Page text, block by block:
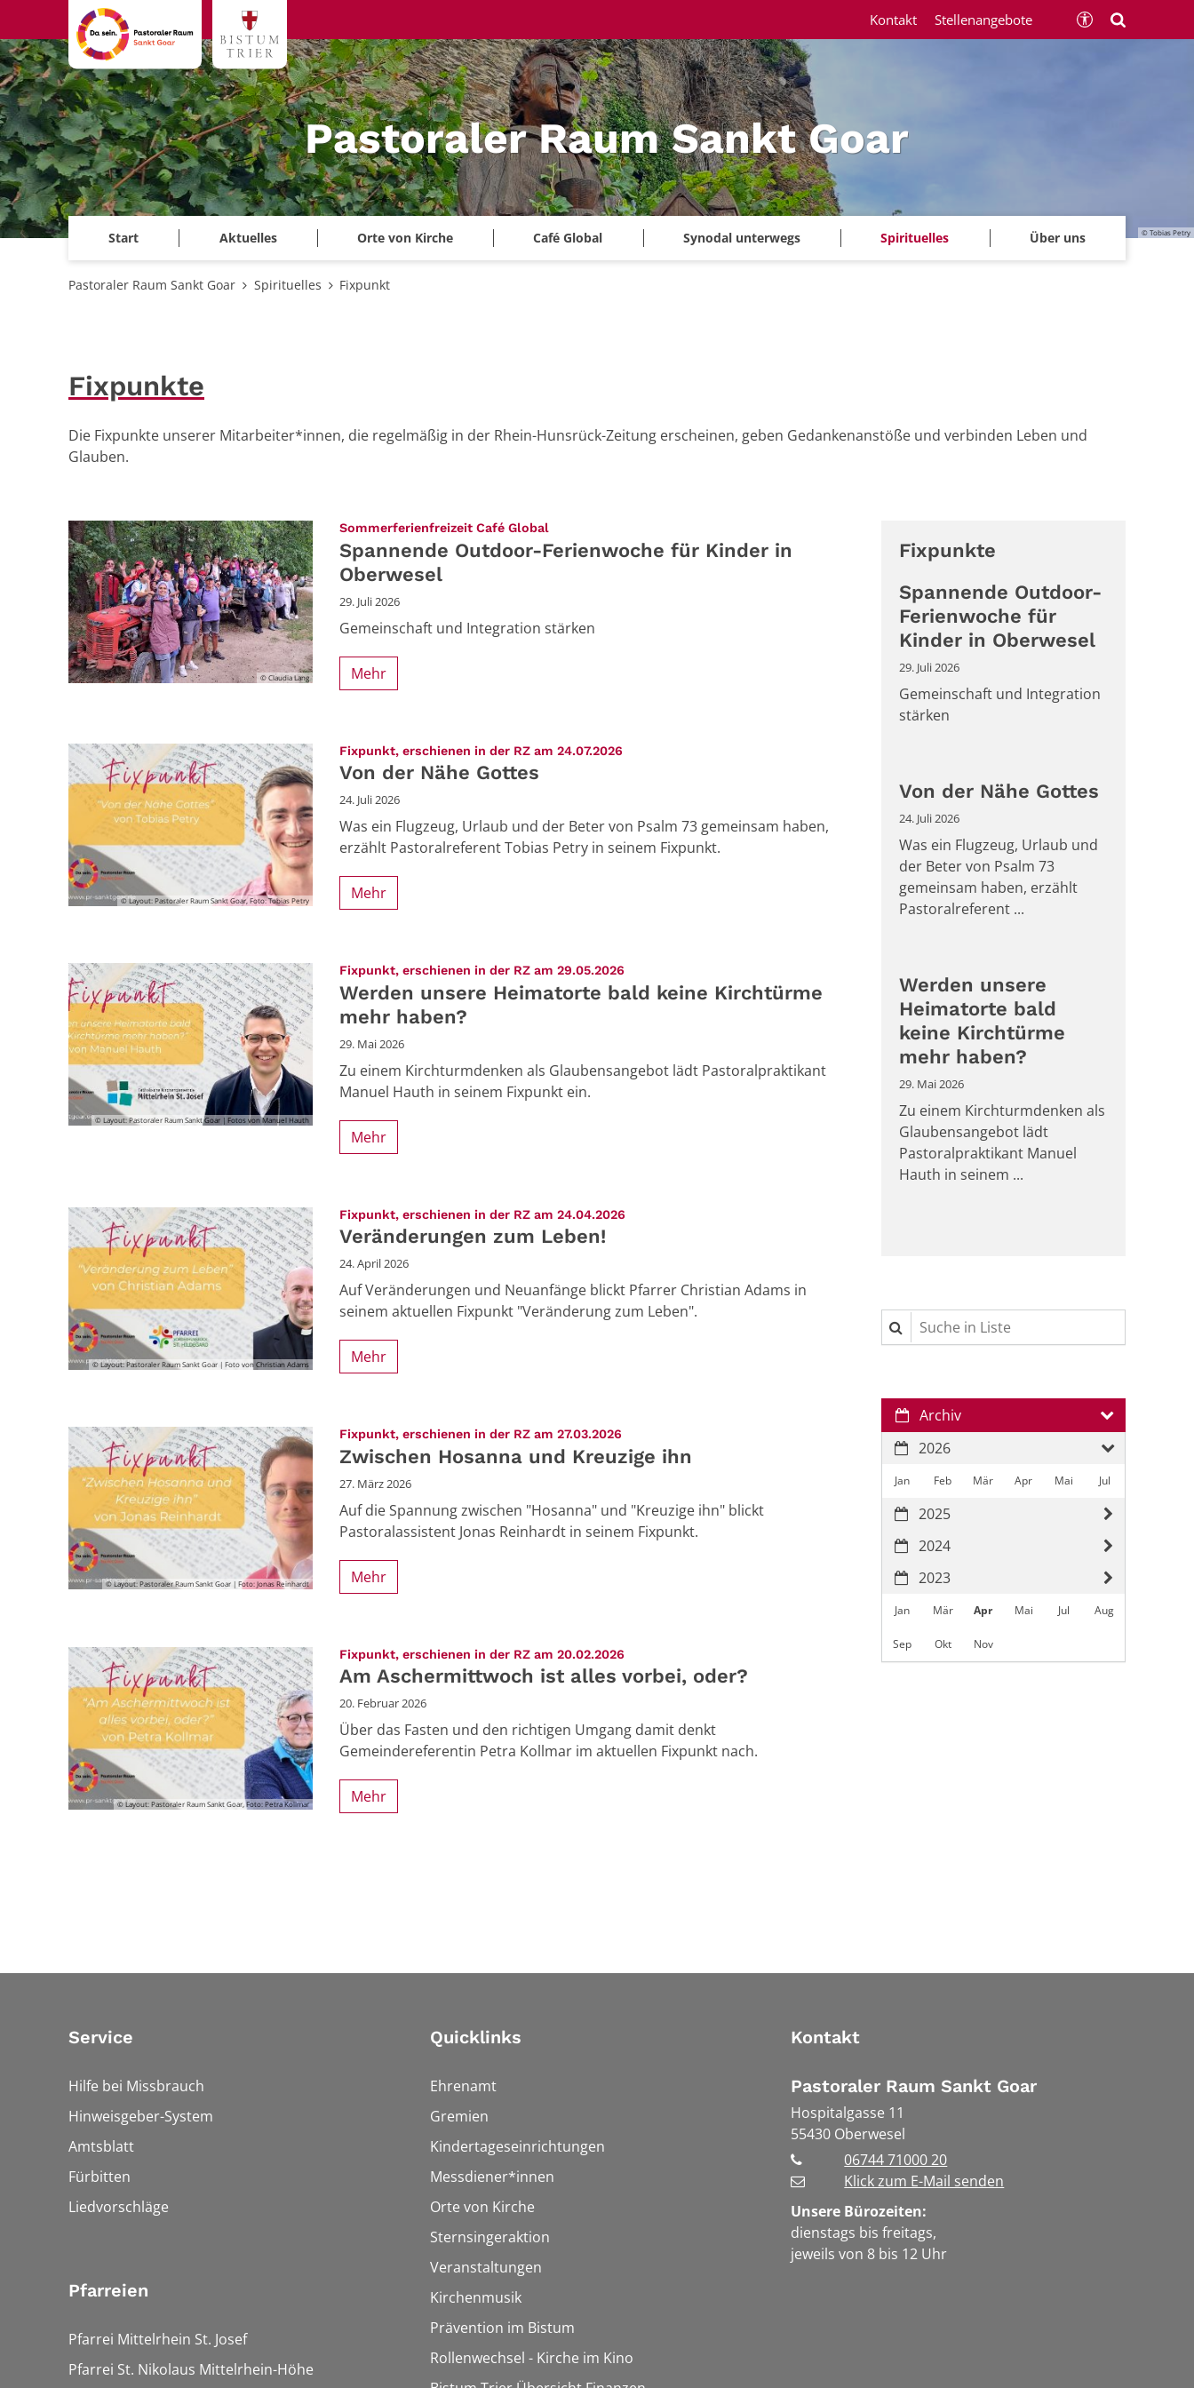
Zum Inhalt springen
© Tobias Petry
Pastoraler Raum Sankt Goar
Start Aktuelles Orte von Kirche Café Global Synodal unterwegs Spirituelles Über uns
Kontakt Stellenangebote
Pastoraler Raum Sankt Goar Spirituelles Fixpunkt
Fixpunkte
Die Fixpunkte unserer Mitarbeiter*innen, die regelmäßig in der Rhein-Hunsrück-Zeitung erscheinen, geben Gedankenanstöße und verbinden Leben und
Glauben.
© Claudia Lang
Sommerferienfreizeit Café Global
Spannende Outdoor-Ferienwoche für Kinder in
Oberwesel
29. Juli 2026
Gemeinschaft und Integration stärken
Mehr
© Layout: Pastoraler Raum Sankt Goar, Foto: Tobias Petry
Fixpunkt, erschienen in der RZ am 24.07.2026
Von der Nähe Gottes
24. Juli 2026
Was ein Flugzeug, Urlaub und der Beter von Psalm 73 gemeinsam haben,
erzählt Pastoralreferent Tobias Petry in seinem Fixpunkt.
Mehr
© Layout: Pastoraler Raum Sankt Goar | Fotos von Manuel Hauth
Fixpunkt, erschienen in der RZ am 29.05.2026
Werden unsere Heimatorte bald keine Kirchtürme
mehr haben?
29. Mai 2026
Zu einem Kirchturmdenken als Glaubensangebot lädt Pastoralpraktikant
Manuel Hauth in seinem Fixpunkt ein.
Mehr
© Layout: Pastoraler Raum Sankt Goar | Foto von Christian Adams
Fixpunkt, erschienen in der RZ am 24.04.2026
Veränderungen zum Leben!
24. April 2026
Auf Veränderungen und Neuanfänge blickt Pfarrer Christian Adams in
seinem aktuellen Fixpunkt "Veränderung zum Leben".
Mehr
© Layout: Pastoraler Raum Sankt Goar | Foto: Jonas Reinhardt
Fixpunkt, erschienen in der RZ am 27.03.2026
Zwischen Hosanna und Kreuzige ihn
27. März 2026
Auf die Spannung zwischen "Hosanna" und "Kreuzige ihn" blickt
Pastoralassistent Jonas Reinhardt in seinem Fixpunkt.
Mehr
© Layout: Pastoraler Raum Sankt Goar, Foto: Petra Kollmar
Fixpunkt, erschienen in der RZ am 20.02.2026
Am Aschermittwoch ist alles vorbei, oder?
20. Februar 2026
Über das Fasten und den richtigen Umgang damit denkt
Gemeindereferentin Petra Kollmar im aktuellen Fixpunkt nach.
Mehr
Fixpunkte
Spannende Outdoor-
Ferienwoche für
Kinder in Oberwesel
29. Juli 2026
Gemeinschaft und Integration
stärken
Von der Nähe Gottes
24. Juli 2026
Was ein Flugzeug, Urlaub und
der Beter von Psalm 73
gemeinsam haben, erzählt
Pastoralreferent ...
Werden unsere
Heimatorte bald
keine Kirchtürme
mehr haben?
29. Mai 2026
Zu einem Kirchturmdenken als
Glaubensangebot lädt
Pastoralpraktikant Manuel
Hauth in seinem ...
Suche in Liste
Archiv
2026
Jan Feb Mär Apr Mai Jul
2025
2024
2023
Jan Mär Apr Mai Jul Aug
Sep Okt Nov
Service
Hilfe bei Missbrauch
Hinweisgeber-System
Amtsblatt
Fürbitten
Liedvorschläge
Pfarreien
Pfarrei Mittelrhein St. Josef
Pfarrei St. Nikolaus Mittelrhein-Höhe
Quicklinks
Ehrenamt
Gremien
Kindertageseinrichtungen
Messdiener*innen
Orte von Kirche
Sternsingeraktion
Veranstaltungen
Kirchenmusik
Prävention im Bistum
Rollenwechsel - Kirche im Kino
Kontakt
Pastoraler Raum Sankt Goar
Hospitalgasse 11
55430 Oberwesel
06744 71000 20
Klick zum E-Mail senden
Unsere Bürozeiten:
dienstags bis freitags,
jeweils von 8 bis 12 Uhr